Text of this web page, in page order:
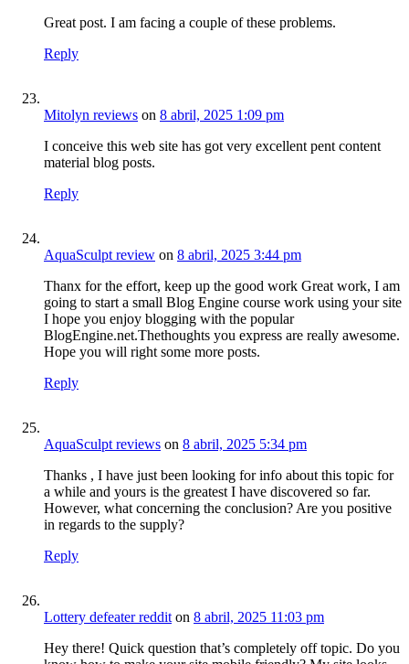
Great post. I am facing a couple of these problems.
Reply
Mitolyn reviews on 8 abril, 2025 1:09 pm
I conceive this web site has got very excellent pent content
material blog posts.
Reply
AquaSculpt review on 8 abril, 2025 3:44 pm
Thanx for the effort, keep up the good work Great work, I am
going to start a small Blog Engine course work using your site
I hope you enjoy blogging with the popular
BlogEngine.net.Thethoughts you express are really awesome.
Hope you will right some more posts.
Reply
AquaSculpt reviews on 8 abril, 2025 5:34 pm
Thanks , I have just been looking for info about this topic for
a while and yours is the greatest I have discovered so far.
However, what concerning the conclusion? Are you positive
in regards to the supply?
Reply
Lottery defeater reddit on 8 abril, 2025 11:03 pm
Hey there! Quick question that’s completely off topic. Do you